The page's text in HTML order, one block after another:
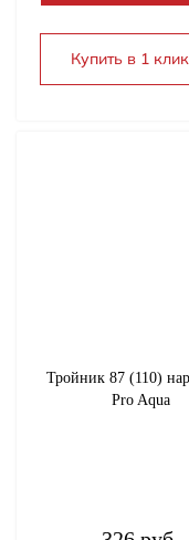
Купить в 1 клик
Тройник 87 (110)
Pro Aqua